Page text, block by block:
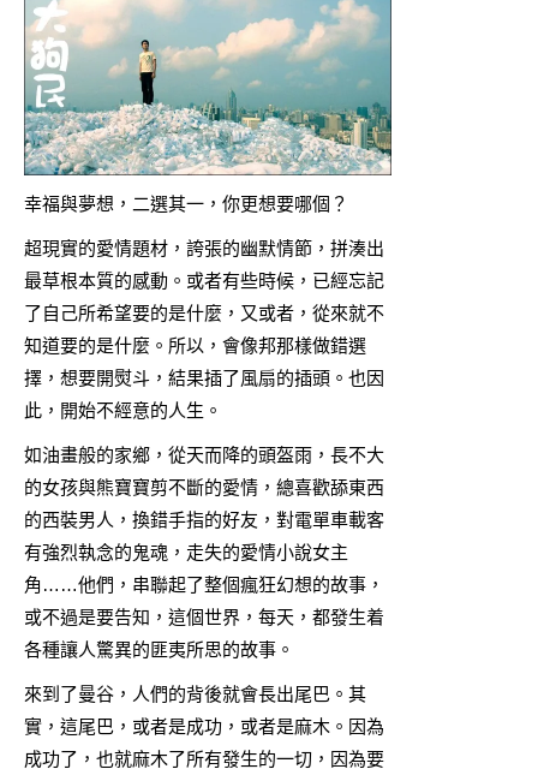
幸福與夢想，二選其一，你更想要哪個？
超現實的愛情題材，誇張的幽默情節，拼湊出
最草根本質的感動。或者有些時候，已經忘記
了自己所希望要的是什麼，又或者，從來就不
知道要的是什麼。所以，會像邦那樣做錯選
擇，想要開熨斗，結果插了風扇的插頭。也因
此，開始不經意的人生。
如油畫般的家鄉，從天而降的頭盔雨，長不大
的女孩與熊寶寶剪不斷的愛情，總喜歡舔東西
的西裝男人，換錯手指的好友，對電單車載客
有強烈執念的鬼魂，走失的愛情小說女主
角……他們，串聯起了整個瘋狂幻想的故事，
或不過是要告知，這個世界，每天，都發生着
各種讓人驚異的匪夷所思的故事。
來到了曼谷，人們的背後就會長出尾巴。其
實，這尾巴，或者是成功，或者是麻木。因為
成功了，也就麻木了所有發生的一切，因為要